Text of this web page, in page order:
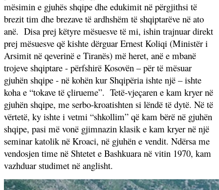
mësimin e gjuhës shqipe dhe edukimit në përgjithsi të
brezit tim dhe brezave të ardhshëm të shqiptarëve në ato
anë. Disa prej këtyre mësuesve të mi, ishin trajnuar direkt
prej mësuesve që kishte dërguar Ernest Koliqi (Ministër i
Arsimit në qeverinë e Tiranës) më heret, anë e mbanë
trojeve shqiptare - përfshirë Kosovën – për të mësuar
gjuhën shqipe - në kohën kur Shqipëria ishte një – ishte
koha e “tokave të çlirueme”. Tetë-vjeçaren e kam kryer në
gjuhën shqipe, me serbo-kroatishten si lëndë të dytë. Në të
vërtetë, ky ishte i vetmi “shkollim” që kam bërë në gjuhën
shqipe, pasi më vonë gjimnazin klasik e kam kryer në një
seminar katolik në Kroaci, në gjuhën e vendit. Ndërsa me
vendosjen time në Shtetet e Bashkuara në vitin 1970, kam
vazhduar studimet në anglisht.